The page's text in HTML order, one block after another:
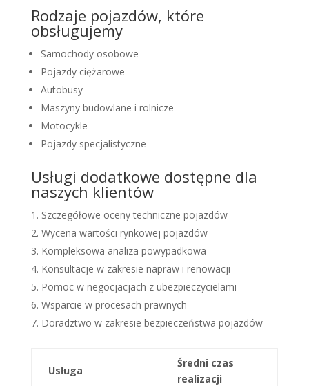
Rodzaje pojazdów, które
obsługujemy
Samochody osobowe
Pojazdy ciężarowe
Autobusy
Maszyny budowlane i rolnicze
Motocykle
Pojazdy specjalistyczne
Usługi dodatkowe dostępne dla
naszych klientów
Szczegółowe oceny techniczne pojazdów
Wycena wartości rynkowej pojazdów
Kompleksowa analiza powypadkowa
Konsultacje w zakresie napraw i renowacji
Pomoc w negocjacjach z ubezpieczycielami
Wsparcie w procesach prawnych
Doradztwo w zakresie bezpieczeństwa pojazdów
Usługa
Średni czas
realizacji